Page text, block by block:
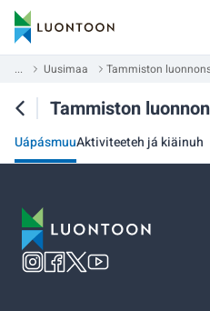
... Uusimaa Tammiston
Tammiston
UápásmuuAktiviteeteh já kiäinuh